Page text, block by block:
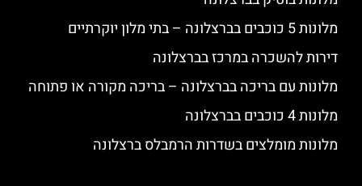
מלונות 5 כוכבים בברצלונה – בתי מלון יוקרתיים
דירות להשכרה במרכז בברצלונה
מלונות עם בריכה בברצלונה – בריכה מקורה או פתוחה
מלונות 4 כוכבים בברצלונה
מלונות מומלצים בשדרות הרמבלס ברצלונה